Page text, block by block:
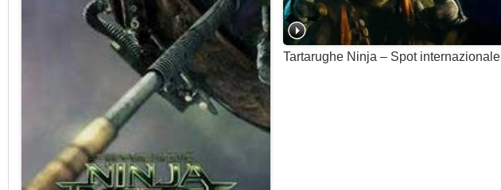
Tartarughe Ninja – Spot internazionale